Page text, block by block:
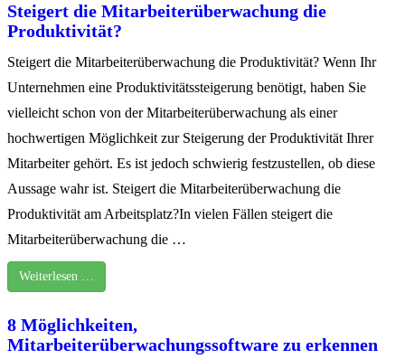
Steigert die Mitarbeiterüberwachung die
Produktivität?
Steigert die Mitarbeiterüberwachung die Produktivität? Wenn Ihr
Unternehmen eine Produktivitätssteigerung benötigt, haben Sie
vielleicht schon von der Mitarbeiterüberwachung als einer
hochwertigen Möglichkeit zur Steigerung der Produktivität Ihrer
Mitarbeiter gehört. Es ist jedoch schwierig festzustellen, ob diese
Aussage wahr ist. Steigert die Mitarbeiterüberwachung die
Produktivität am Arbeitsplatz?In vielen Fällen steigert die
Mitarbeiterüberwachung die …
Weiterlesen …
8 Möglichkeiten,
Mitarbeiterüberwachungssoftware zu erkennen